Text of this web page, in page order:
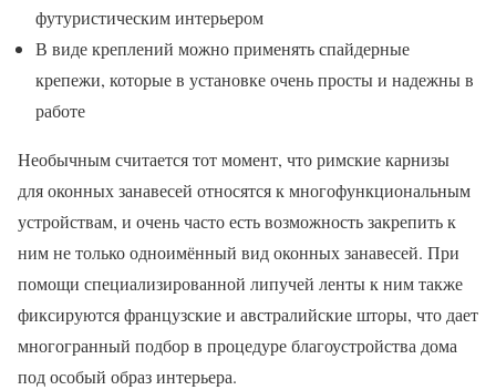
футуристическим интерьером
В виде креплений можно применять спайдерные
крепежи, которые в установке очень просты и надежны в
работе
Необычным считается тот момент, что римские карнизы
для оконных занавесей относятся к многофункциональным
устройствам, и очень часто есть возможность закрепить к
ним не только одноимённый вид оконных занавесей. При
помощи специализированной липучей ленты к ним также
фиксируются французские и австралийские шторы, что дает
многогранный подбор в процедуре благоустройства дома
под особый образ интерьера.